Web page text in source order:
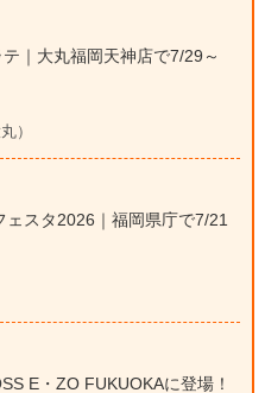
｜大丸福岡天神店で7/29～
）
スタ2026｜福岡県庁で7/21
E・ZO FUKUOKAに登場！